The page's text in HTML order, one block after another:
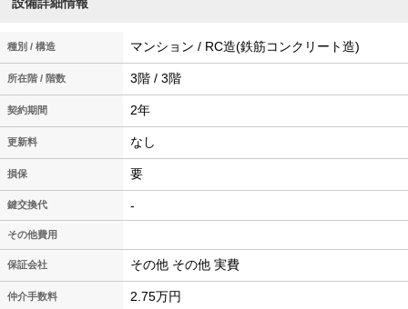
種別 / 構造 マンション / RC造(鉄筋コンクリート造)
所在階 / 階数 3階 / 3階
契約期間 2年
更新料 なし
損保 要
鍵交換代 -
その他費用
保証会社 その他 その他 実費
仲介手数料 2.75万円